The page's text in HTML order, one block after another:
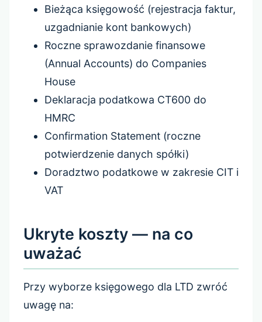
Bieżąca księgowość (rejestracja faktur,
uzgadnianie kont bankowych)
Roczne sprawozdanie finansowe
(Annual Accounts) do Companies
House
Deklaracja podatkowa CT600 do
HMRC
Confirmation Statement (roczne
potwierdzenie danych spółki)
Doradztwo podatkowe w zakresie CIT i
VAT
Ukryte koszty — na co
uważać
Przy wyborze księgowego dla LTD zwróć
uwagę na: